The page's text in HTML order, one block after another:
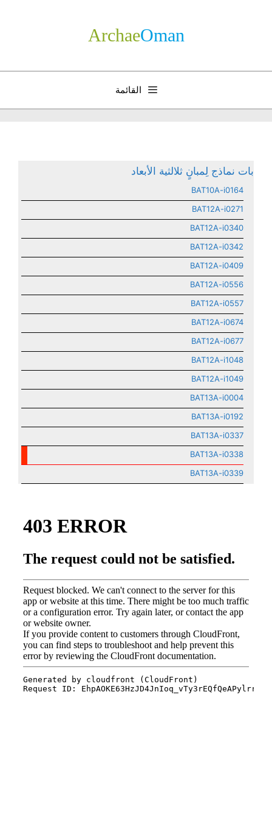
Archae­Oman
القائمة
بات نماذج لِمبانٍ ثلالثية الأبعاد
BAT10A-i0164
BAT12A-i0271
BAT12A-i0340
BAT12A-i0342
BAT12A-i0409
BAT12A-i0556
BAT12A-i0557
BAT12A-i0674
BAT12A-i0677
BAT12A-i1048
BAT12A-i1049
BAT13A-i0004
BAT13A-i0192
BAT13A-i0337
BAT13A-i0338
BAT13A-i0339